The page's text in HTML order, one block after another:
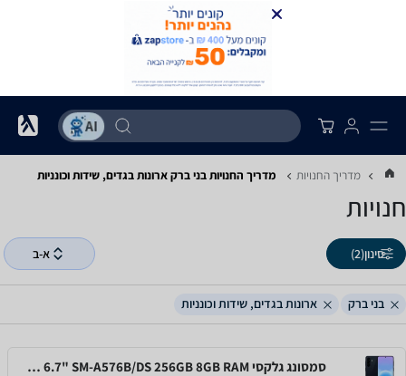
מדריך החנויות מדריך החנויות ‏בני ברק ‏ארונות בגדים, שידות וכונניות
חנויות
סינון(2) א-ב
בני ברק ארונות בגדים, שידות וכונניות
סמסונג גלקסי Samsung Galaxy A57 5G 6.7" SM-A576B/DS 256GB 8GB RAM